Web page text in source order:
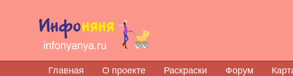
Главная О проекте Раскраски Форум